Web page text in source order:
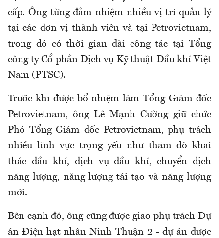
cấp. Ông từng đảm nhiệm nhiều vị trí quản lý
tại các đơn vị thành viên và tại Petrovietnam,
trong đó có thời gian dài công tác tại Tổng
công ty Cổ phần Dịch vụ Kỹ thuật Dầu khí Việt
Nam (PTSC).
Trước khi được bổ nhiệm làm Tổng Giám đốc
Petrovietnam, ông Lê Mạnh Cường giữ chức
Phó Tổng Giám đốc Petrovietnam, phụ trách
nhiều lĩnh vực trọng yếu như thăm dò khai
thác dầu khí, dịch vụ dầu khí, chuyển dịch
năng lượng, năng lượng tái tạo và năng lượng
mới.
Bên cạnh đó, ông cũng được giao phụ trách Dự
án Điện hạt nhân Ninh Thuận 2 - dự án được